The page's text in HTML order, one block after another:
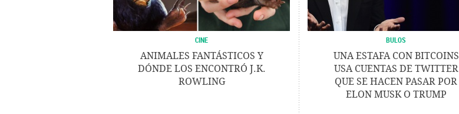
CINE
ANIMALES FANTÁSTICOS Y
DÓNDE LOS ENCONTRÓ J.K.
ROWLING
BULOS
UNA ESTAFA CON BITCOINS
USA CUENTAS DE TWITTER
QUE SE HACEN PASAR POR
ELON MUSK O TRUMP